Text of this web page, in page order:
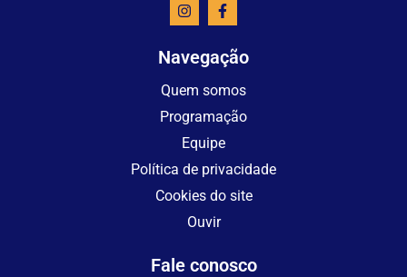
Navegação
Quem somos
Programação
Equipe
Política de privacidade
Cookies do site
Ouvir
Fale conosco